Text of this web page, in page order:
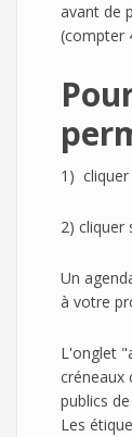
avant de
(compter
1) cliquer
2) cliquer
Un
à votre
L'onglet
créneaux
publics
Les